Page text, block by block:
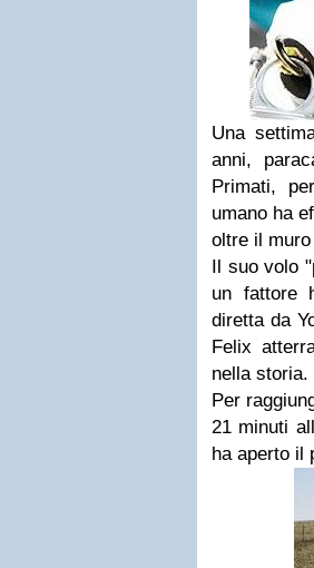
Una
anni,
Primati,
umano ha
oltre il
Il suo volo
un fattore
diretta da
Felix
nella storia.
Per
21 minuti
ha aperto il